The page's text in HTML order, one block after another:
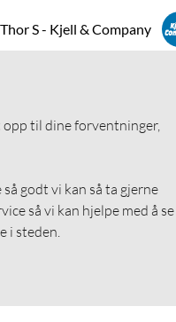
Thor S - Kjell & Company
til dine forventninger,
godt vi kan så ta gjerne
så vi kan hjelpe med å se
i steden.